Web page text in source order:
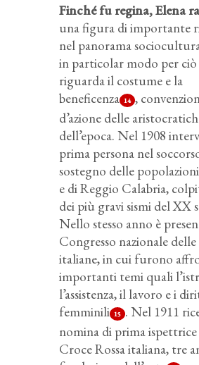
Finché fu regina, Elena
una figura di importante
nel panorama
in particolar modo per ciò
riguarda il costume e la
beneficenza 14 ,
d’azione delle
dell’epoca. Nel 1908
prima persona nel
sostegno delle
e di Reggio Calabria,
dei più gravi sismi del XX
Nello stesso anno è
Congresso nazionale
italiane, in cui furono
importanti temi quali
l’assistenza, il lavoro e i
femminili 15 . Nel 1911
nomina di prima
Croce Rossa italiana, tre